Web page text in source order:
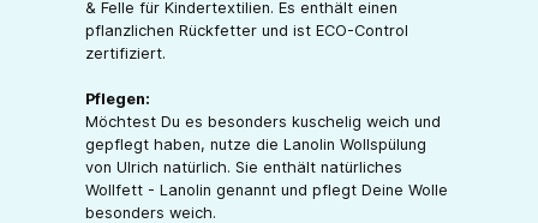
& Felle für Kindertextilien. Es enthält einen
pflanzlichen Rückfetter und ist ECO-Control
zertifiziert.
Pflegen:
Möchtest Du es besonders kuschelig weich und
gepflegt haben, nutze die Lanolin Wollspülung
von Ulrich natürlich. Sie enthält natürliches
Wollfett - Lanolin genannt und pflegt Deine Wolle
besonders weich.